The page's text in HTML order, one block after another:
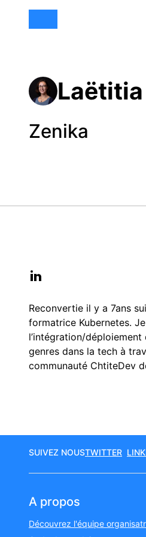
Zenika
Reconvertie il y a 7ans
formatrice Kubernetes.
l’intégration/
genres dans la tech à
communauté ChtiteDev
SUIVEZ NOUSTWITTER
A propos
Découvrez l'équipe